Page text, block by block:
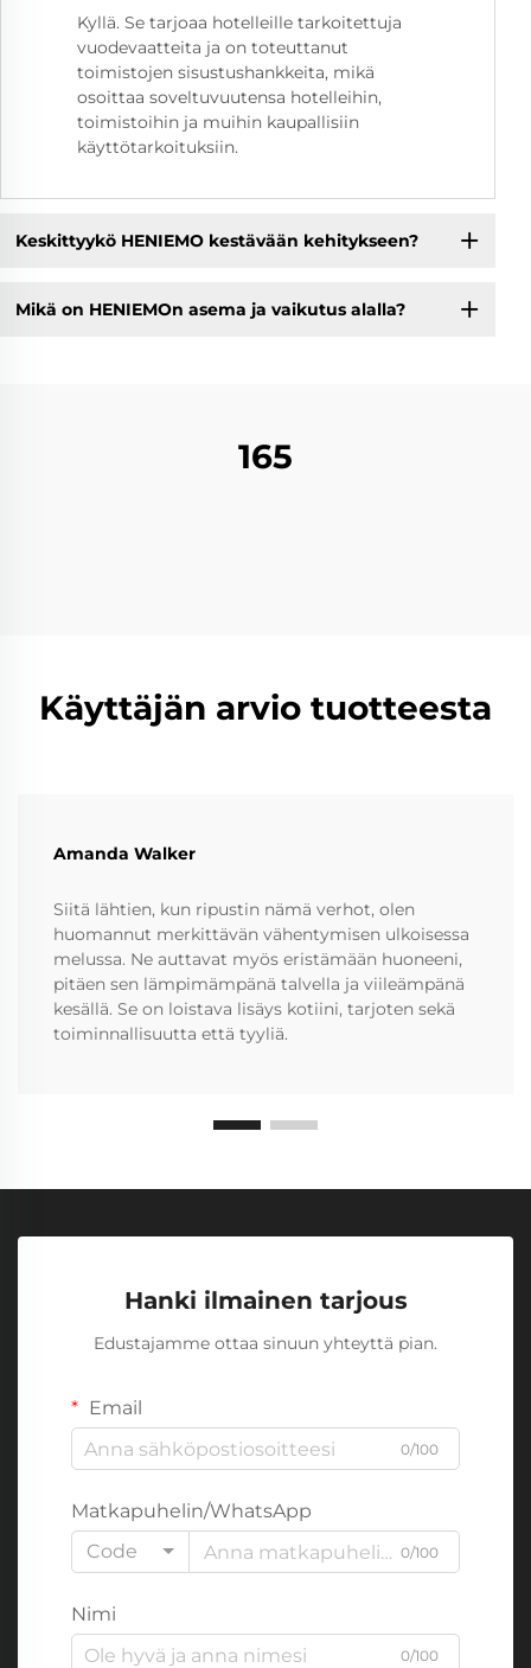
Kyllä. Se tarjoaa hotelleille tarkoitettuja
vuodevaatteita ja on toteuttanut
toimistojen sisustushankkeita, mikä
osoittaa soveltuvuutensa hotelleihin,
toimistoihin ja muihin kaupallisiin
käyttötarkoituksiin.
Keskittyykö HENIEMO kestävään kehitykseen?
Mikä on HENIEMOn asema ja vaikutus alalla?
165
Käyttäjän arvio tuotteesta
Amanda Walker
Siitä lähtien, kun ripustin nämä verhot, olen
huomannut merkittävän vähentymisen ulkoisessa
melussa. Ne auttavat myös eristämään huoneeni,
pitäen sen lämpimämpänä talvella ja viileämpänä
kesällä. Se on loistava lisäys kotiini, tarjoten sekä
toiminnallisuutta että tyyliä.
Hanki ilmainen tarjous
Edustajamme ottaa sinuun yhteyttä pian.
Email
0/100
Matkapuhelin/WhatsApp
Code
0/100
Nimi
0/100